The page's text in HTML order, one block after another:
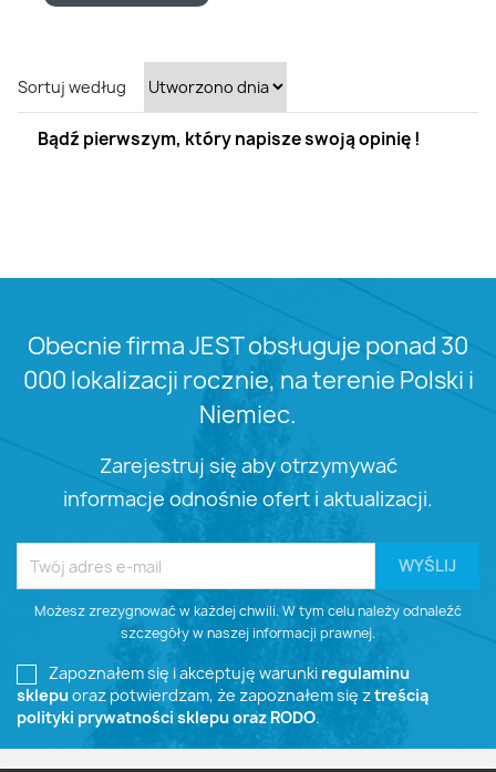
Sortuj według
Bądź pierwszym, który napisze swoją opinię !
Obecnie firma JEST obsługuje ponad 30
000 lokalizacji rocznie, na terenie Polski i
Niemiec.
Zarejestruj się aby otrzymywać
informacje odnośnie ofert i aktualizacji.
Możesz zrezygnować w każdej chwili. W tym celu należy odnaleźć
szczegóły w naszej informacji prawnej.
Zapoznałem się i akceptuję warunki regulaminu
sklepuoraz potwierdzam, że zapoznałem się ztreścią
polityki prywatności sklepu oraz RODO.